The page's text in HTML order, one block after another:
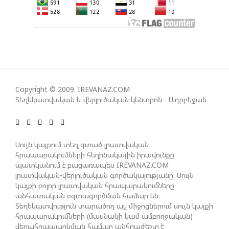
ՀԱՊԿ-Ի ՄԱՍՆԱԿՑՈՒԹՅՈՒՆԸ ՂԱՐԱԲԱՂՅԱՆ
ԳՈՐԾՈՒՆԵՈՒԹՅՈՒՆ ԱԴՐԲԵՋԱՆՈՒՄ ԱՆՕՐԻՆԱԿԱՆ
Է ՃԱՆԱՉՎԵԼ
ՄԱԼԴԻՎՑԻ ԳՈՐԾԸՆԿԵՐ ՄՈՀԱՄՄԵԴ ՄՈՒԻԶԱՅԻՆ.
«ՄԵՆՔ ԳՈՀ ԵՆՔ ԱԴՐԲԵՋԱՆԻ ԵՎ ՄԱԼԴԻՎՆԵՐԻ
ՄԻՋԵՎ ՀԱՐԱԲԵՐՈՒԹՅՈՒՆՆԵՐԻ ԴԻՆԱՄԻԿ
ԶԱՐԳԱՑՈՒՄԻՑ»
ՇԱՐՈՒՆԱԿՎՈՒՄ Է «ՄԵԾ ՎԵՐԱԴԱՐՁ» ԾՐԱԳՐԻ
ԻՐԱԿԱՆԱՑՈՒՄԸ
Copyright © 2009. IREVANAZ.COM
Տեղեկատվական և վերլուծական կենտրոն - Ադրբեջան
Սույն կայքում տեղ գտած լրատվական
հրապարակումների հեղինակային իրավունքը
պատկանում է բացառապես IREVANAZ.COM
լրատվական-վերլուծական գործակալությանը։ Սույն
կայքի բոլոր լրատվական հրապարակումները
անհատական օգտագործման համար են։
Տեղեկատվություն տարածող այլ միջոցներում սույն կայքի
հրապարակումների (մասնակի կամ ամբողջական)
վերահրապարկման համար անհրաժեշտ է